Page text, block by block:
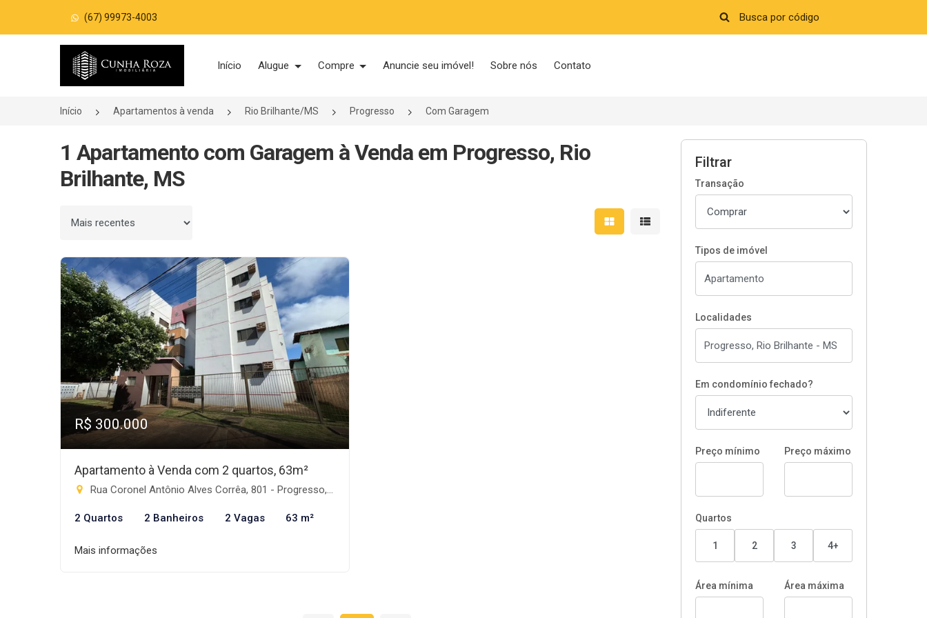
(67) 99973-4003
Página inicial
Início Alugue Compre Anuncie seu imóvel! Sobre nós Contato
Início Apartamentos à venda Rio Brilhante/MS Progresso Com Garagem
1 Apartamento com Garagem à Venda em Progresso, Rio
Brilhante, MS
Ordenar por Mostrar resultados em grade
Mostrar resultados em lista
R$ 300.000
Apartamento à Venda com 2 quartos, 63m²
Rua Coronel Antônio Alves Corrêa, 801 - Progresso, Rio Brilhante-MS
2 Quartos 2 Banheiros 2 Vagas 63 m²
Mais informações
Filtrar
Transação
Tipos de imóvel
Localidades
Em condomínio fechado?
Preço mínimo Preço máximo
Quartos
1 2 3 4+
Área mínima Área máxima